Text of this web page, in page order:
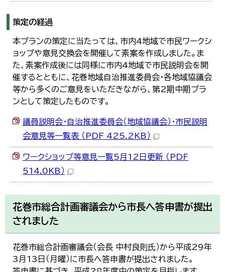
策定の経過
本プランの策定に当たっては、市内4地域で市民ワークシ
ョップや意見交換会を開催して素案を作成しました。ま
た、素案作成後には同様に市内4地域で市民説明会を開
催するとともに、花巻地域自治推進委員会・各地域協議会
等から多くのご意見をいただきながら、第2期中期プラ
ンとして策定したものです。
議員説明会・自治推進委員会（地域協議会）・市民説明
会意見等一覧表 （PDF 425.2KB）
ワークショップ等意見一覧5月12日更新 （PDF
514.0KB）
花巻市総合計画審議会から市長へ答申書が提出
されました
花巻市総合計画審議会（会長 中村良則氏）から平成29年
3月13日（月曜）に市長へ答申書が提出されました。